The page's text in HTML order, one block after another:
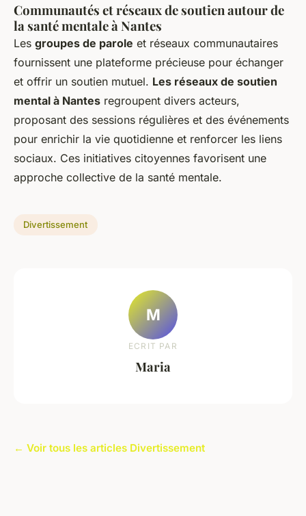
Communautés et réseaux de soutien autour de
la santé mentale à Nantes
Les groupes de parole et réseaux communautaires
fournissent une plateforme précieuse pour échanger
et offrir un soutien mutuel. Les réseaux de soutien
mental à Nantes regroupent divers acteurs,
proposant des sessions régulières et des événements
pour enrichir la vie quotidienne et renforcer les liens
sociaux. Ces initiatives citoyennes favorisent une
approche collective de la santé mentale.
Divertissement
M
ECRIT PAR
Maria
← Voir tous les articles Divertissement